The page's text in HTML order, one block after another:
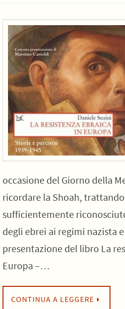
occasione del Giorno della
ricordare la Shoah,
sufficientemente
degli ebrei ai regimi nazista
presentazione del libro La
Europa –…
CONTINUA A LEGGERE